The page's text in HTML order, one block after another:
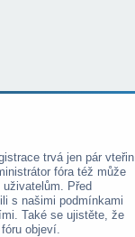
trvá jen pár vteřin
fóra též může
Před
s našimi podmínkami
Také se ujistěte, že
objeví.